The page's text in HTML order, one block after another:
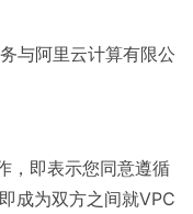
与阿里云计算有限公
，即表示您同意遵循
成为双方之间就VPC